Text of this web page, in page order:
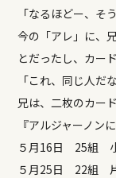
「なるほどー、そ
今の「アレ」に、
とだったし、カー
「これ、同じ人だな
兄は、二枚のカー
『アルジャーノン
５月16日 25組
５月25日 22組